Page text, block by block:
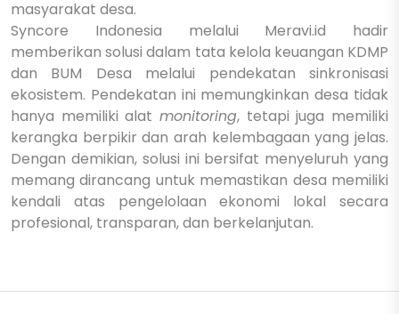
masyarakat desa.
Syncore Indonesia melalui Meravi.id hadir
memberikan solusi dalam tata kelola keuangan KDMP
dan BUM Desa melalui pendekatan sinkronisasi
ekosistem. Pendekatan ini memungkinkan desa tidak
hanya memiliki alat monitoring, tetapi juga memiliki
kerangka berpikir dan arah kelembagaan yang jelas.
Dengan demikian, solusi ini bersifat menyeluruh yang
memang dirancang untuk memastikan desa memiliki
kendali atas pengelolaan ekonomi lokal secara
profesional, transparan, dan berkelanjutan.